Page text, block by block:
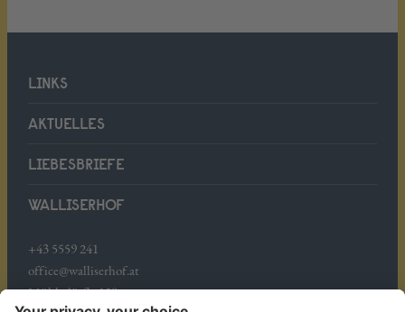
WALLISERHOF
+43 5559 241
office@walliserhof.at
Mühledörfle 158
LINKS
AKTUELLES
LIEBESBRIEFE